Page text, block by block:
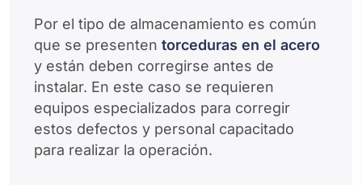
Por el tipo de almacenamiento es común
que se presenten torceduras en el acero
y están deben corregirse antes de
instalar. En este caso se requieren
equipos especializados para corregir
estos defectos y personal capacitado
para realizar la operación.